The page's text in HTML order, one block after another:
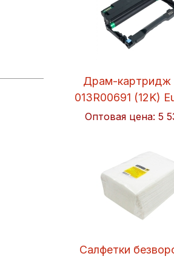
Драм-картридж
013R00691 (12K)
Оптовая цена:5
Салфетки